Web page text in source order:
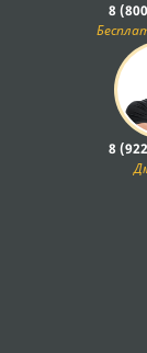
8
8